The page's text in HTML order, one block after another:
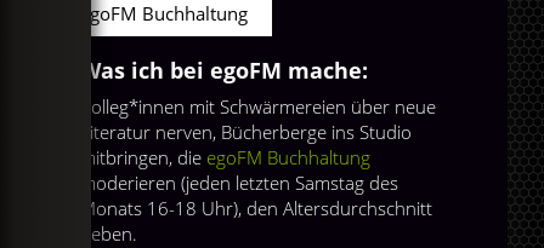
egoFM Buchhaltung
Was ich bei egoFM mache:
Kolleg*innen mit Schwärmereien über neue
Literatur nerven, Bücherberge ins Studio
mitbringen, die egoFM Buchhaltung
moderieren (jeden letzten Samstag des
Monats 16-18 Uhr), den Altersdurchschnitt
heben.